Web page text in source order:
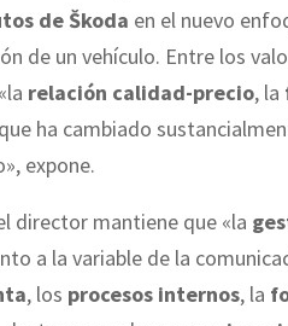
de Škoda en el nuevo
de un vehículo. Entre los
relación calidad-precio, la
ha cambiado
expone.
director mantiene que «la
a la variable de la
, los procesos internos, la